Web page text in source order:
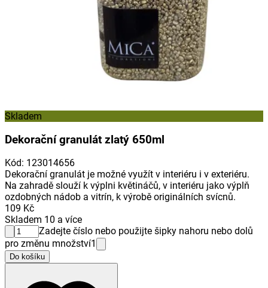
Skladem
Dekorační granulát zlatý 650ml
Kód: 123014656
Dekorační granulát je možné využít v interiéru i v exteriéru.
Na zahradě slouží k výplni květináčů, v interiéru jako výplň
ozdobných nádob a vitrín, k výrobě originálních svícnů.
109 Kč
Skladem 10 a více
Zadejte číslo nebo použijte šipky nahoru nebo dolů
pro změnu množství1
Do košíku